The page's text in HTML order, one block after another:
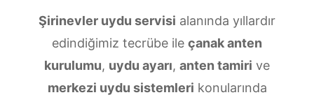
Şirinevler uydu servisi alanında yıllardır
edindiğimiz tecrübe ile çanak anten
kurulumu, uydu ayarı, anten tamiri ve
merkezi uydu sistemleri konularında